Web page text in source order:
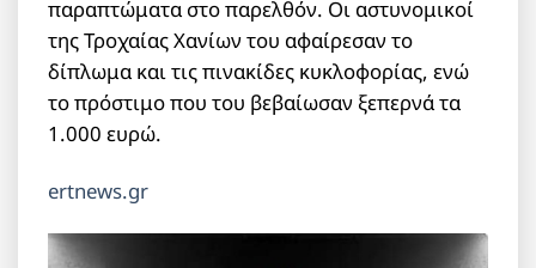
παραπτώματα στο παρελθόν. Οι αστυνομικοί
της Τροχαίας Χανίων του αφαίρεσαν το
δίπλωμα και τις πινακίδες κυκλοφορίας, ενώ
το πρόστιμο που του βεβαίωσαν ξεπερνά τα
1.000 ευρώ.
ertnews.gr